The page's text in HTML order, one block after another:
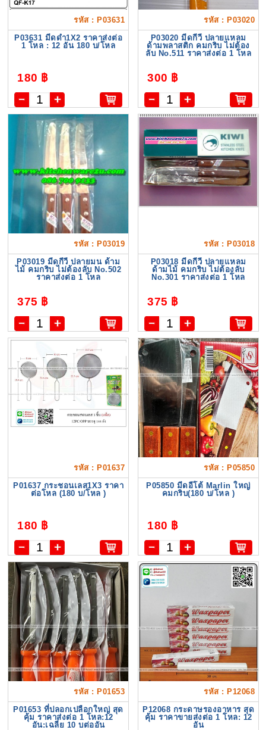
รหัส : P03631
P03631 มีดดำ1X2 ราคาส่งต่อ
1 โหล : 12 อัน 180 บ/โหล
180 ฿
รหัส : P03020
P03020 มีดกีวี ปลายแหลม
ด้ามพลาสติก คมกริบ ไม่ต้อง
ลับ No.511 ราคาส่งต่อ 1 โหล
300 ฿
รหัส : P03019
P03019 มีดกีวี ปลายมน ด้าม
ไม้ คมกริบ ไม่ต้องลับ No.502
ราคาส่งต่อ 1 โหล
375 ฿
รหัส : P03018
P03018 มีดกีวี ปลายแหลม
ด้ามไม้ คมกริบ ไม่ต้องลับ
No.301 ราคาส่งต่อ 1 โหล
375 ฿
รหัส : P01637
P01637 กระชอนเลส1X3 ราคา
ต่อโหล (180 บ/โหล )
180 ฿
รหัส : P05850
P05850 มีดอีโต้ Marlin ใหญ่
คมกริบ(180 บ/โหล )
180 ฿
รหัส : P01653
P01653 ที่ปลอกเปลือกใหญ่ สุด
คุ้ม ราคาส่งต่อ 1 โหล:12
อัน:เฉลี่ย 10 บต่ออัน
รหัส : P12068
P12068 กระดาษรองอาหาร สุด
คุ้ม ราคาขายส่งต่อ 1 โหล: 12
อัน